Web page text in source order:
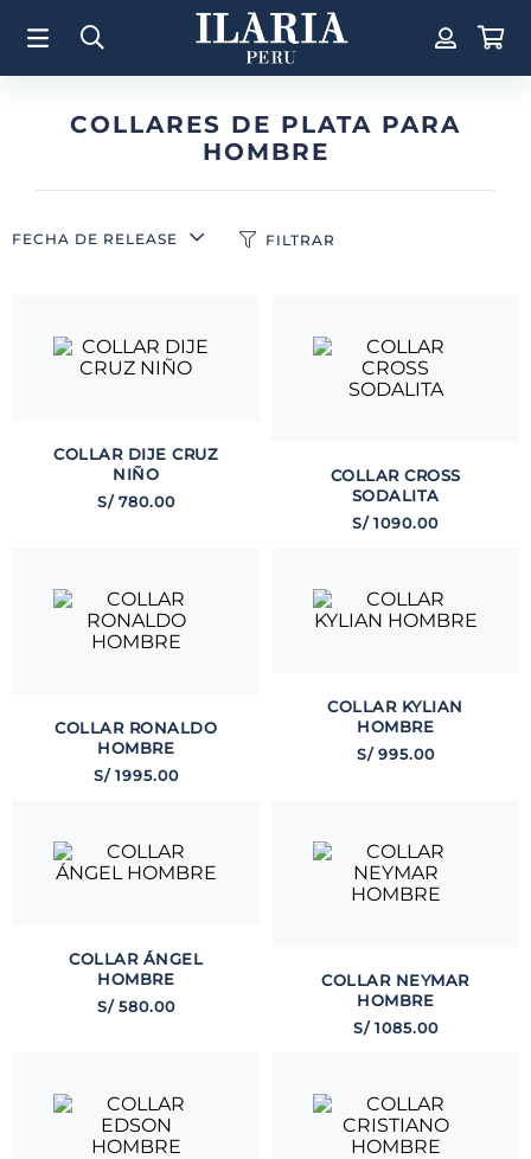
COLLARES DE PLATA PARA
HOMBRE
FECHA DE RELEASE FILTRAR
COLLAR DIJE CRUZ
NIÑO
S/ 780.00
COLLAR CROSS
SODALITA
S/ 1090.00
COLLAR RONALDO
HOMBRE
S/ 1995.00
COLLAR KYLIAN
HOMBRE
S/ 995.00
COLLAR ÁNGEL
HOMBRE
S/ 580.00
COLLAR NEYMAR
HOMBRE
S/ 1085.00
TÉRMINOS MÁS BUSCADOS
1. Aretes
Pulsera
4. Anillos
5. Perla
Corazon
Cruz